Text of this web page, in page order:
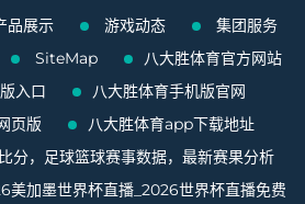
品展示 游戏动态
集团服务
SiteMap
八大胜体育官方网站
入口
八大胜体育手机版官网
页版
八大胜体育app下载地址
分，足球篮球赛事数据，最新赛果分析
美加墨世界杯直播_2026世界杯直播免费